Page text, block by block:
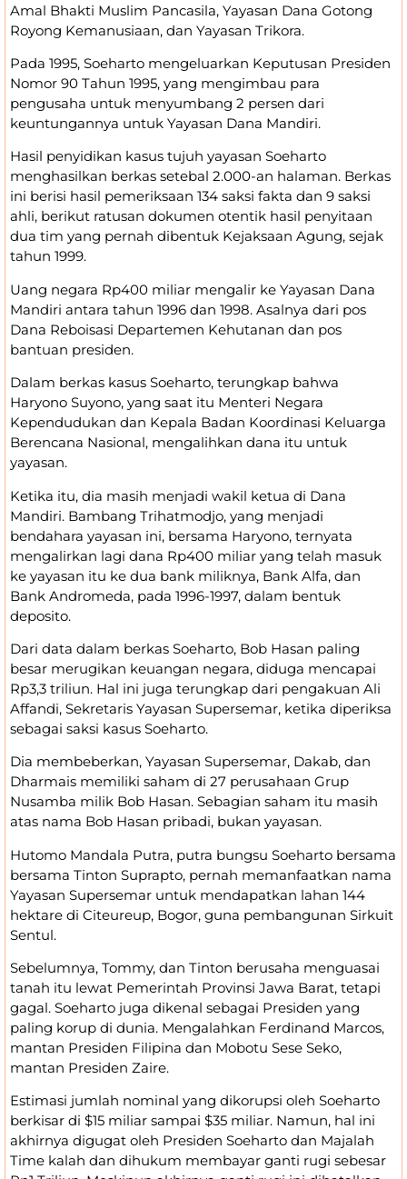
Amal Bhakti Muslim Pancasila, Yayasan Dana Gotong
Royong Kemanusiaan, dan Yayasan Trikora.
Pada 1995, Soeharto mengeluarkan Keputusan Presiden
Nomor 90 Tahun 1995, yang mengimbau para
pengusaha untuk menyumbang 2 persen dari
keuntungannya untuk Yayasan Dana Mandiri.
Hasil penyidikan kasus tujuh yayasan Soeharto
menghasilkan berkas setebal 2.000-an halaman. Berkas
ini berisi hasil pemeriksaan 134 saksi fakta dan 9 saksi
ahli, berikut ratusan dokumen otentik hasil penyitaan
dua tim yang pernah dibentuk Kejaksaan Agung, sejak
tahun 1999.
Uang negara Rp400 miliar mengalir ke Yayasan Dana
Mandiri antara tahun 1996 dan 1998. Asalnya dari pos
Dana Reboisasi Departemen Kehutanan dan pos
bantuan presiden.
Dalam berkas kasus Soeharto, terungkap bahwa
Haryono Suyono, yang saat itu Menteri Negara
Kependudukan dan Kepala Badan Koordinasi Keluarga
Berencana Nasional, mengalihkan dana itu untuk
yayasan.
Ketika itu, dia masih menjadi wakil ketua di Dana
Mandiri. Bambang Trihatmodjo, yang menjadi
bendahara yayasan ini, bersama Haryono, ternyata
mengalirkan lagi dana Rp400 miliar yang telah masuk
ke yayasan itu ke dua bank miliknya, Bank Alfa, dan
Bank Andromeda, pada 1996-1997, dalam bentuk
deposito.
Dari data dalam berkas Soeharto, Bob Hasan paling
besar merugikan keuangan negara, diduga mencapai
Rp3,3 triliun. Hal ini juga terungkap dari pengakuan Ali
Affandi, Sekretaris Yayasan Supersemar, ketika diperiksa
sebagai saksi kasus Soeharto.
Dia membeberkan, Yayasan Supersemar, Dakab, dan
Dharmais memiliki saham di 27 perusahaan Grup
Nusamba milik Bob Hasan. Sebagian saham itu masih
atas nama Bob Hasan pribadi, bukan yayasan.
Hutomo Mandala Putra, putra bungsu Soeharto bersama
bersama Tinton Suprapto, pernah memanfaatkan nama
Yayasan Supersemar untuk mendapatkan lahan 144
hektare di Citeureup, Bogor, guna pembangunan Sirkuit
Sentul.
Sebelumnya, Tommy, dan Tinton berusaha menguasai
tanah itu lewat Pemerintah Provinsi Jawa Barat, tetapi
gagal. Soeharto juga dikenal sebagai Presiden yang
paling korup di dunia. Mengalahkan Ferdinand Marcos,
mantan Presiden Filipina dan Mobotu Sese Seko,
mantan Presiden Zaire.
Estimasi jumlah nominal yang dikorupsi oleh Soeharto
berkisar di $15 miliar sampai $35 miliar. Namun, hal ini
akhirnya digugat oleh Presiden Soeharto dan Majalah
Time kalah dan dihukum membayar ganti rugi sebesar